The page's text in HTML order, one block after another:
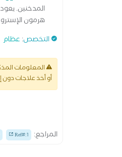
المدخنين.
هرمون
التخصص: عظام
المعلومات
أو أخذ علاجات
المراجع: Ref#:1